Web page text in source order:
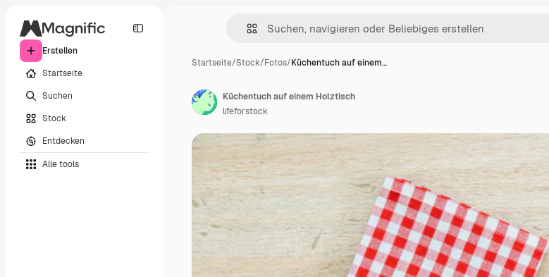
Erstellen
Startseite
Suchen
Stock
Entdecken
Alle tools
Startseite/Stock/Fotos/Küchentuch auf einem…
Küchentuch auf einem Holztisch
lifeforstock